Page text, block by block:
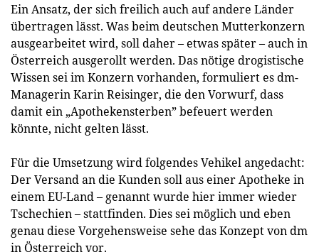
Ein Ansatz, der sich freilich auch auf andere Länder
übertragen lässt. Was beim deutschen Mutterkonzern
ausgearbeitet wird, soll daher – etwas später – auch in
Österreich ausgerollt werden. Das nötige drogistische
Wissen sei im Konzern vorhanden, formuliert es dm-
Managerin Karin Reisinger, die den Vorwurf, dass
damit ein „Apothekensterben” befeuert werden
könnte, nicht gelten lässt.
Für die Umsetzung wird folgendes Vehikel angedacht:
Der Versand an die Kunden soll aus einer Apotheke in
einem EU-Land – genannt wurde hier immer wieder
Tschechien – stattfinden. Dies sei möglich und eben
genau diese Vorgehensweise sehe das Konzept von dm
in Österreich vor.